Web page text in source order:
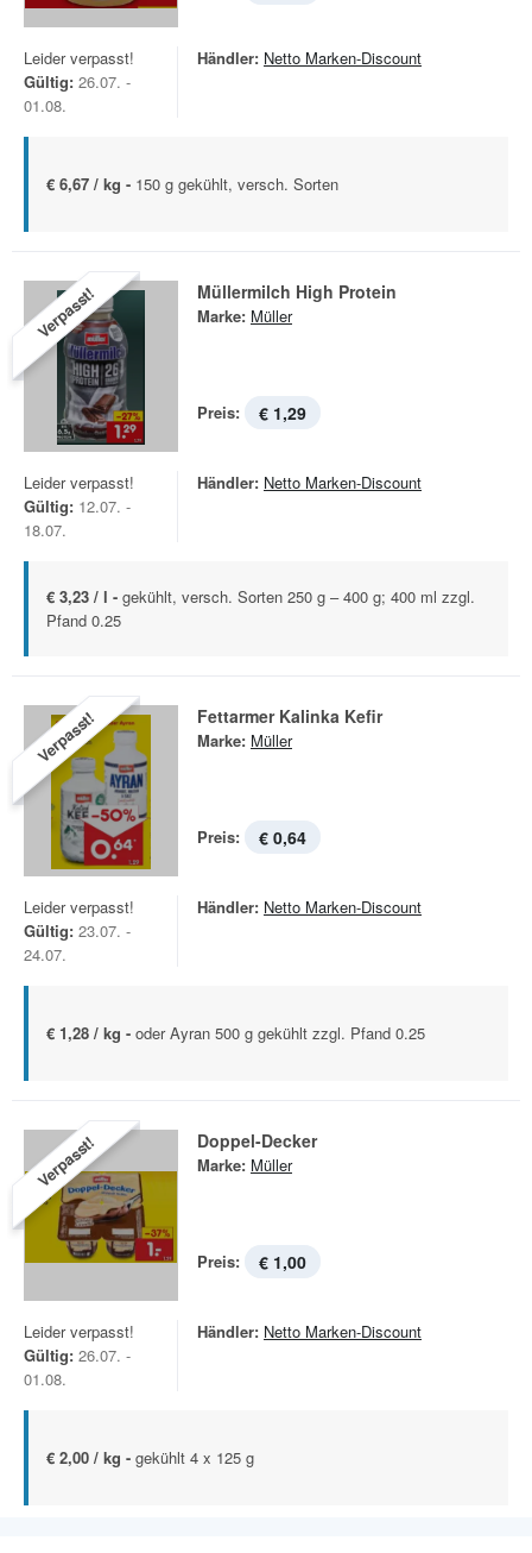
Leider verpasst!
Gültig: 26.07. -
01.08.
Händler: Netto Marken-Discount
€ 6,67 / kg - 150 g gekühlt, versch. Sorten
Verpasst! Müllermilch High Protein
Marke: Müller
Preis: € 1,29
Leider verpasst!
Gültig: 12.07. -
18.07.
Händler: Netto Marken-Discount
€ 3,23 / l - gekühlt, versch. Sorten 250 g – 400 g; 400 ml zzgl.
Pfand 0.25
Verpasst! Fettarmer Kalinka Kefir
Marke: Müller
Preis: € 0,64
Leider verpasst!
Gültig: 23.07. -
24.07.
Händler: Netto Marken-Discount
€ 1,28 / kg - oder Ayran 500 g gekühlt zzgl. Pfand 0.25
Verpasst! Doppel-Decker
Marke: Müller
Preis: € 1,00
Leider verpasst!
Gültig: 26.07. -
01.08.
Händler: Netto Marken-Discount
€ 2,00 / kg - gekühlt 4 x 125 g